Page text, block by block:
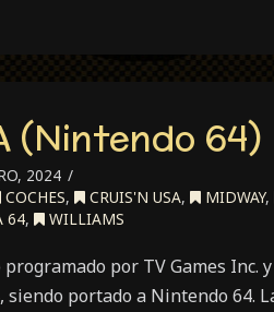
(Nintendo 64)
2024
COCHES, CRUIS'N USA, MIDWAY,
64, WILLIAMS
programado por TV Games
siendo portado a Nintendo 64.